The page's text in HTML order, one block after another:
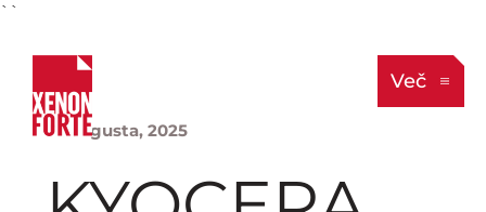
``
Več
12. avgusta, 2025